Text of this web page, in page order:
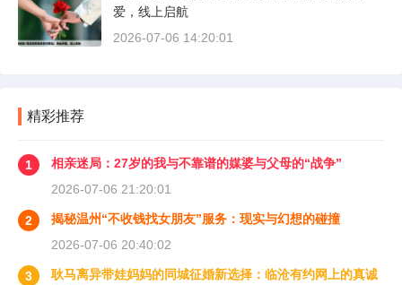
爱，线上启航
2026-07-06 14:20:01
精彩推荐
1
相亲迷局：27岁的我与不靠谱的媒婆与父母的“战争”
2026-07-06 21:20:01
2
揭秘温州“不收钱找女朋友”服务：现实与幻想的碰撞
2026-07-06 20:40:02
3
耿马离异带娃妈妈的同城征婚新选择：临沧有约网上的真诚